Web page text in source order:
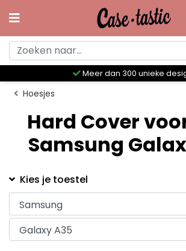
Meer dan 300 unieke
Hoesjes
Hard Cover
Samsung
Kies je toestel